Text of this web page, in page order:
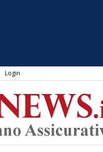
Login